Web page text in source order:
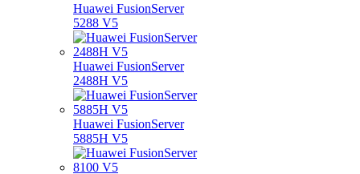
Huawei FusionServer
5288 V5
Huawei FusionServer
2488H V5
Huawei FusionServer
5885H V5